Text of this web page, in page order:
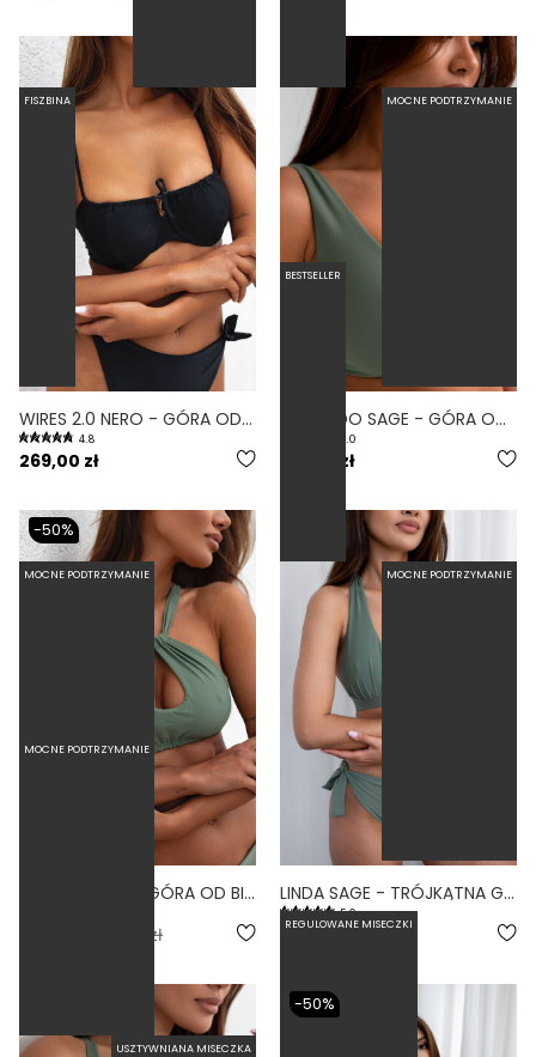
FISZBINA
WIRES 2.0 NERO - GÓRA OD BIKINI Z FISZBINAMI KIESZONKA NA WKŁADKI CZARNY
4.8
269,00 zł
MOCNE PODTRZYMANIE
COMODO SAGE - GÓRA OD BIKINI NA DUŻY BIUST ZABUDOWANA ZIELONY
5.0
219,00 zł
MOCNE PODTRZYMANIE
-50%
DUENDE SAGE - GÓRA OD BIKINI WYCIĘTA WIĄZANA ZIELONY
189,00 zł
BESTSELLER
MOCNE PODTRZYMANIE
LINDA SAGE - TRÓJKĄTNA GÓRA OD BIKINI NA DUŻY BIUST ZIELONY
5.0
239,00 zł
MOCNE PODTRZYMANIE
USZTYWNIANA MISECZKA
-50%
REGULOWANE MISECZKI